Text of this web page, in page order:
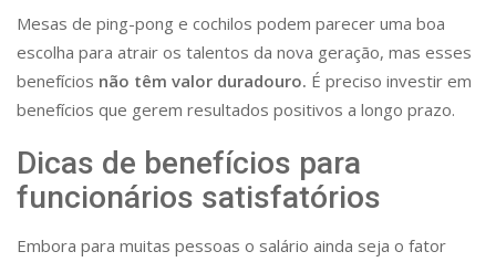
Mesas de ping-pong e cochilos podem parecer uma boa
escolha para atrair os talentos da nova geração, mas esses
benefícios não têm valor duradouro. É preciso investir em
benefícios que gerem resultados positivos a longo prazo.
Dicas de benefícios para
funcionários satisfatórios
Embora para muitas pessoas o salário ainda seja o fator